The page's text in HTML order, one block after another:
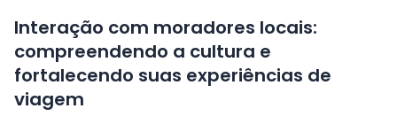
Interação com moradores locais:
compreendendo a cultura e
fortalecendo suas experiências de
viagem